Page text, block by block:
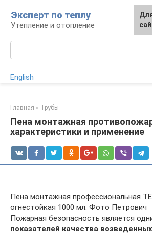
контенту
Эксперт по теплу
Утепление и отопление
English
Главная » Трубы
Пена монтажная
характеристики и применение
Пена монтажная профессиональная
огнестойкая 1000 мл. Фото Петрович
Пожарная безопасность является
показателей качества